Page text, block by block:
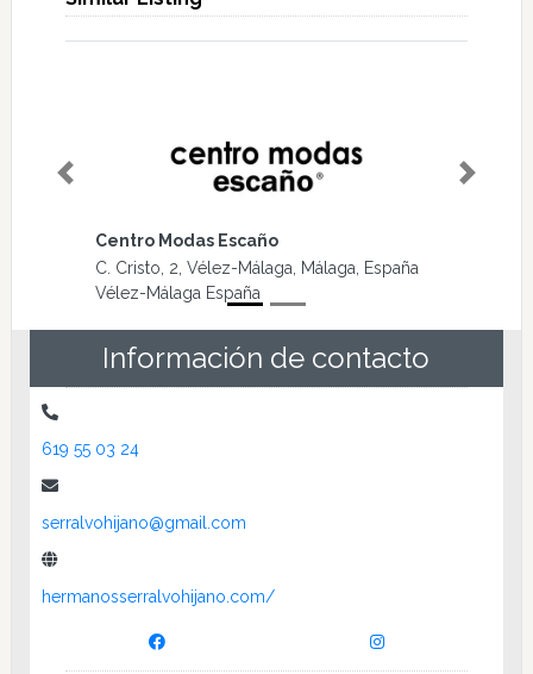
Malagaclima
Av. Victoria Kent, 3A, 29740 Torre del Mar,
Málaga, España Torre del Mar España
Previous Next
Información de contacto
619 55 03 24
serralvohijano@gmail.com
hermanosserralvohijano.com/